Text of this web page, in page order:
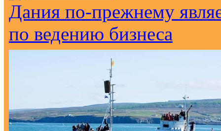
Дания по-прежнему
по ведению бизнеса